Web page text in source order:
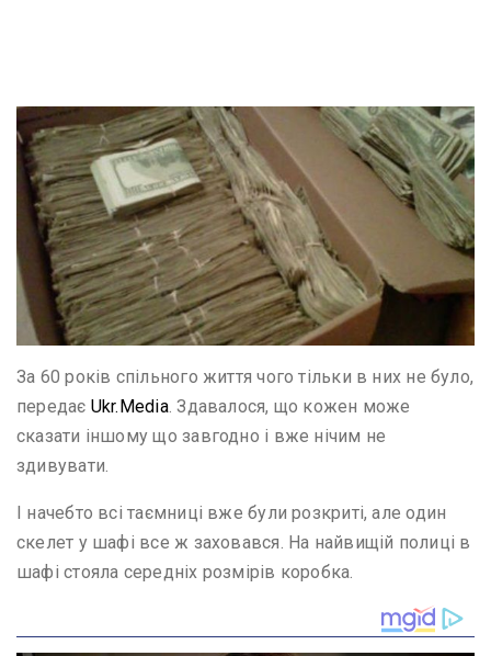
За 60 років спільного життя чого тільки в них не було,
передає Ukr.Media. Здавалося, що кожен може
сказати іншому що завгодно і вже нічим не
здивувати.
І начебто всі таємниці вже були розкриті, але один
скелет у шафі все ж заховався. На найвищій полиці в
шафі стояла середніх розмірів коробка.